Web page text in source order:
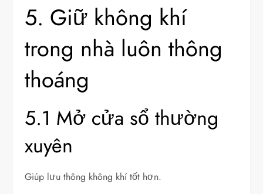
5. Giữ không khí
trong nhà luôn thông
thoáng
5.1 Mở cửa sổ thường
xuyên
Giúp lưu thông không khí tốt hơn.